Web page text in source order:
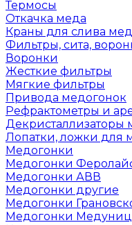
Термосы
Откачка меда
Краны для слива
Фильтры, сита,
Воронки
Жесткие фильтры
Мягкие фильтры
Привода медогонок
Рефрактометры и
Декристаллизаторы
Лопатки, ложки для
Медогонки
Медогонки
Медогонки АВВ
Медогонки другие
Медогонки
Медогонки